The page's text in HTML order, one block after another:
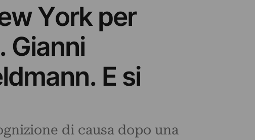
York per
Gianni
E si
di causa dopo una